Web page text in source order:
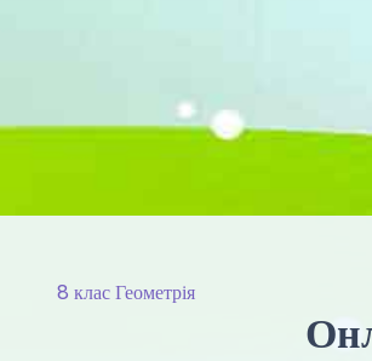
8 клас Геометрія